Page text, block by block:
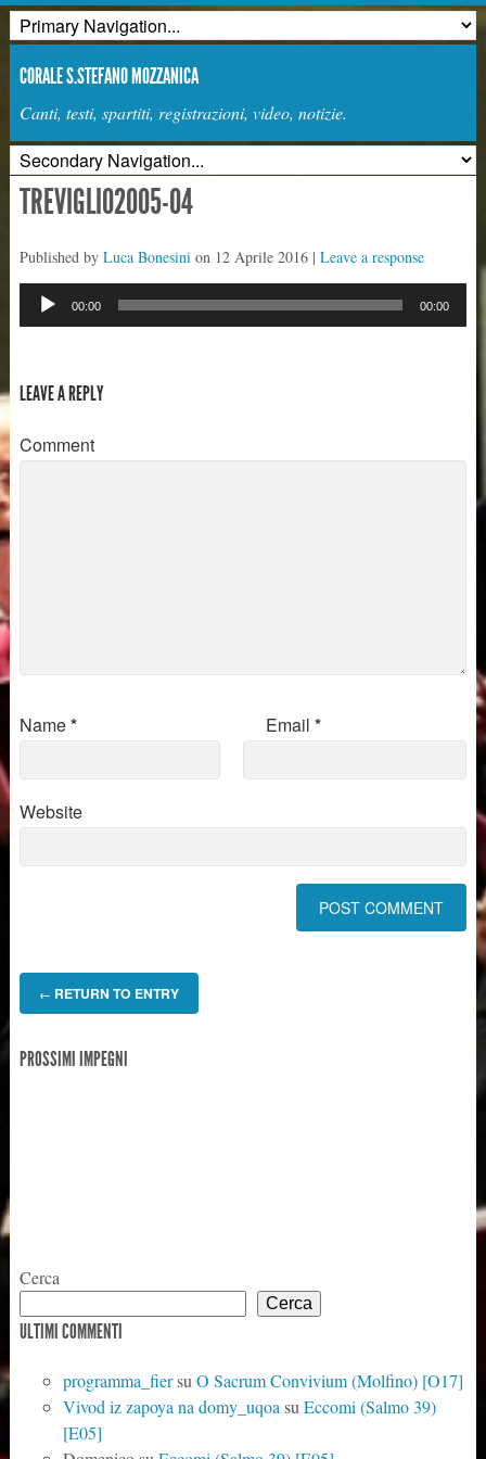
CORALE S.STEFANO MOZZANICA
Canti, testi, spartiti, registrazioni, video, notizie.
TREVIGLIO2005-04
Published by Luca Bonesinion 12 Aprile 2016| Leave a response
Audio
00:00 00:00
LEAVE A REPLY
Comment
Name* Email *
Website
← RETURN TO ENTRY
PROSSIMI IMPEGNI
Cerca
Cerca
ULTIMI COMMENTI
programma_fiersu O Sacrum Convivium (Molfino) [O17]
Vivod iz zapoya na domy_uqoa su Eccomi (Salmo 39)
[E05]